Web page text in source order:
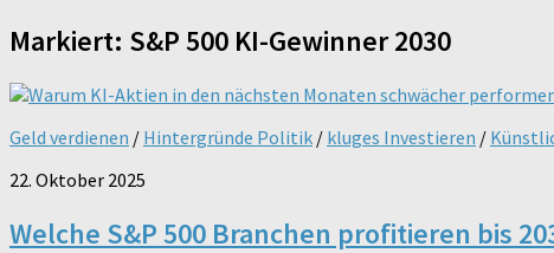
Markiert: S&P 500 KI-Gewinner 2030
Geld verdienen / Hintergründe Politik / kluges Investieren /
22. Oktober 2025
Welche S&P 500 Branchen profitieren bis